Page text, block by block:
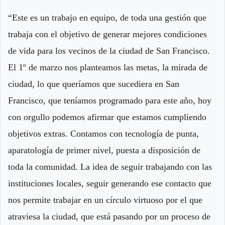
“Este es un trabajo en equipo, de toda una gestión que
trabaja con el objetivo de generar mejores condiciones
de vida para los vecinos de la ciudad de San Francisco.
El 1º de marzo nos planteamos las metas, la mirada de
ciudad, lo que queríamos que sucediera en San
Francisco, que teníamos programado para este año, hoy
con orgullo podemos afirmar que estamos cumpliendo
objetivos extras. Contamos con tecnología de punta,
aparatología de primer nivel, puesta a disposición de
toda la comunidad. La idea de seguir trabajando con las
instituciones locales, seguir generando ese contacto que
nos permite trabajar en un círculo virtuoso por el que
atraviesa la ciudad, que está pasando por un proceso de